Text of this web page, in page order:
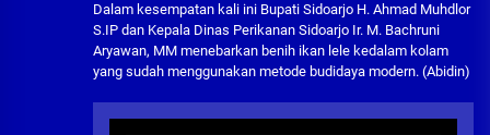
Dalam kesempatan kali ini Bupati Sidoarjo H. Ahmad Muhdlor
S.IP dan Kepala Dinas Perikanan Sidoarjo Ir. M. Bachruni
Aryawan, MM menebarkan benih ikan lele kedalam kolam
yang sudah menggunakan metode budidaya modern. (Abidin)